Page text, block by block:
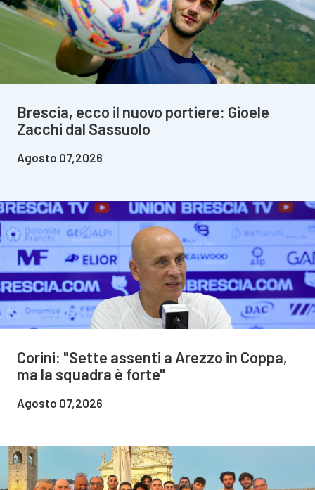
Brescia, ecco il nuovo portiere: Gioele
Zacchi dal Sassuolo
Agosto 07,2026
Corini: "Sette assenti a Arezzo in Coppa,
ma la squadra è forte"
Agosto 07,2026